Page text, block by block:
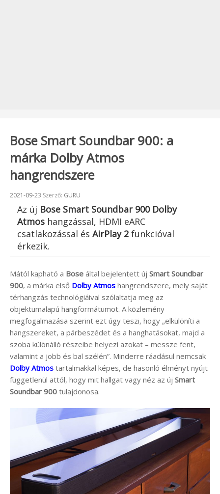
Bose Smart Soundbar 900: a
márka Dolby Atmos
hangrendszere
Beküldve:
2021-09-23 Szerző: GURU
Az új Bose Smart Soundbar 900 Dolby
Atmos hangzással, HDMI eARC
csatlakozással és AirPlay 2 funkcióval
érkezik.
Mától kapható a Bose által bejelentett új Smart Soundbar
900, a márka első Dolby Atmos hangrendszere, mely saját
térhangzás technológiáival szólaltatja meg az
objektumalapú hangformátumot. A közlemény
megfogalmazása szerint ezt úgy teszi, hogy „elkülöníti a
hangszereket, a párbeszédet és a hanghatásokat, majd a
szoba különálló részeibe helyezi azokat – messze fent,
valamint a jobb és bal szélén”. Minderre ráadásul nemcsak
Dolby Atmos tartalmakkal képes, de hasonló élményt nyújt
függetlenül attól, hogy mit hallgat vagy néz az új Smart
Soundbar 900 tulajdonosa.